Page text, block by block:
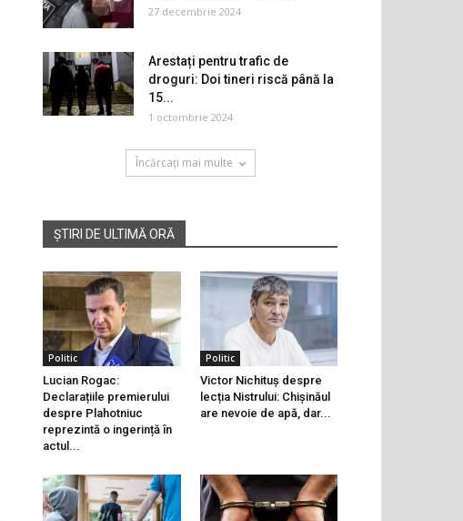
27 decembrie 2024
Arestați pentru trafic de
droguri: Doi tineri riscă până la
15...
1 octombrie 2024
Încărcați mai multe
ȘTIRI DE ULTIMĂ ORĂ
Politic
Lucian Rogac:
Declarațiile premierului
despre Plahotniuc
reprezintă o ingerință în
actul...
Politic
Victor Nichituș despre
lecția Nistrului: Chișinăul
are nevoie de apă, dar...